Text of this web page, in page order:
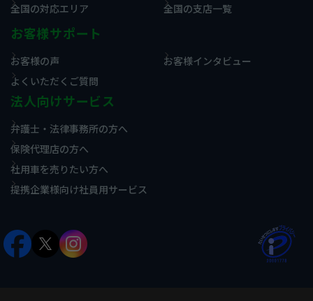
全国の対応エリア 全国の支店一覧
お客様サポート
お客様の声
お客様インタビュー
よくいただくご質問
法人向けサービス
弁護士・法律事務所の方へ
保険代理店の方へ
社用車を売りたい方へ
提携企業様向け社員用サービス